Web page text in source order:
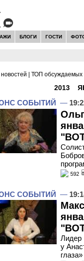
БЛОГИ ГОСТИ
ТОП обсуждаемых
2013
СОБЫТИЙ —
592
СОБЫТИЙ —
Лидер
у
глаза»